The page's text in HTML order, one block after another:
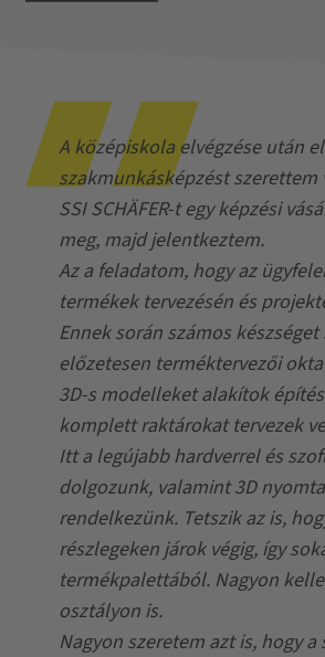
A középiskola elvégzése után
szakmunkásképzést szerettem
SSI SCHÄFER-t egy képzési
meg, majd jelentkeztem.
Az a feladatom, hogy az
termékek tervezésén és
Ennek során számos
előzetesen terméktervezői
3D-s modelleket alakítok
komplett raktárokat tervezek
Itt a legújabb hardverrel és
dolgozunk, valamint 3D
rendelkezünk. Tetszik az is,
részlegeken járok végig, így
termékpalettából. Nagyon
osztályon is.
Nagyon szeretem azt is, hogy